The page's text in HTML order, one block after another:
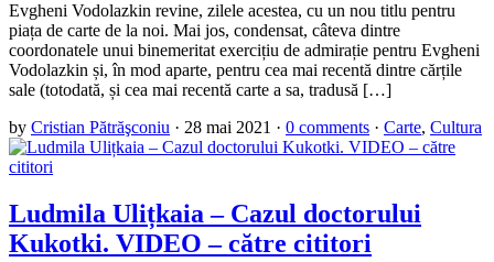
Evgheni Vodolazkin revine, zilele acestea, cu un nou titlu pentru
piața de carte de la noi. Mai jos, condensat, câteva dintre
coordonatele unui binemeritat exercițiu de admirație pentru Evgheni
Vodolazkin și, în mod aparte, pentru cea mai recentă dintre cărțile
sale (totodată, și cea mai recentă carte a sa, tradusă […]
by Cristian Pătrăşconiu · 28 mai 2021 · 0 comments · Carte, Cultura
Ludmila Ulițkaia – Cazul doctorului
Kukotki. VIDEO – către cititori